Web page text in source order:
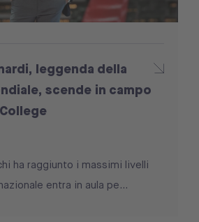
leggenda della
scende in campo
ha raggiunto i massimi livelli
entra in aula pe...